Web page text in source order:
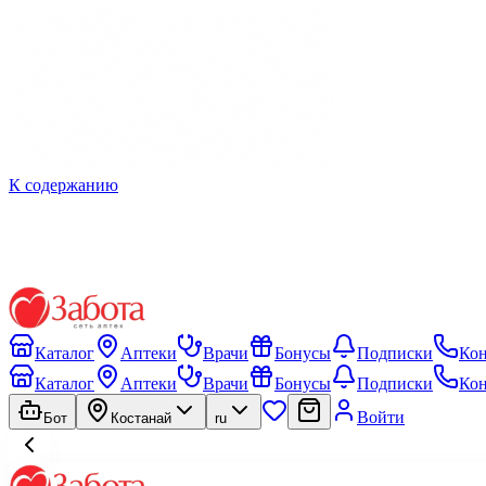
К содержанию
Каталог Аптеки Врачи Бонусы Подписки
Каталог
Аптеки Врачи Бонусы Подписки
Бот Костанай ru Войти